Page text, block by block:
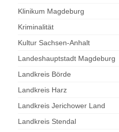
Klinikum Magdeburg
Kriminalität
Kultur Sachsen-Anhalt
Landeshauptstadt Magdeburg
Landkreis Börde
Landkreis Harz
Landkreis Jerichower Land
Landkreis Stendal